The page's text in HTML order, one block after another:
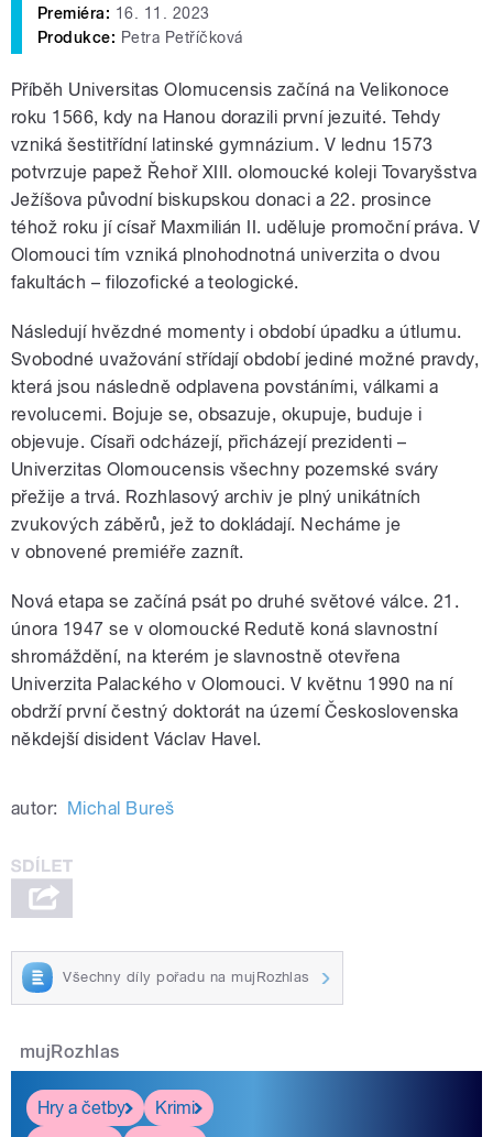
Premiéra: 16. 11. 2023
Produkce: Petra Petříčková
Příběh Universitas Olomucensis začíná na Velikonoce
roku 1566, kdy na Hanou dorazili první jezuité. Tehdy
vzniká šestitřídní latinské gymnázium. V lednu 1573
potvrzuje papež Řehoř XIII. olomoucké koleji Tovaryšstva
Ježíšova původní biskupskou donaci a 22. prosince
téhož roku jí císař Maxmilián II. uděluje promoční práva. V
Olomouci tím vzniká plnohodnotná univerzita o dvou
fakultách – filozofické a teologické.
Následují hvězdné momenty i období úpadku a útlumu.
Svobodné uvažování střídají období jediné možné pravdy,
která jsou následně odplavena povstáními, válkami a
revolucemi. Bojuje se, obsazuje, okupuje, buduje i
objevuje. Císaři odcházejí, přicházejí prezidenti –
Univerzitas Olomoucensis všechny pozemské sváry
přežije a trvá. Rozhlasový archiv je plný unikátních
zvukových záběrů, jež to dokládají. Necháme je
v obnovené premiéře zaznít.
Nová etapa se začíná psát po druhé světové válce. 21.
února 1947 se v olomoucké Redutě koná slavnostní
shromáždění, na kterém je slavnostně otevřena
Univerzita Palackého v Olomouci. V květnu 1990 na ní
obdrží první čestný doktorát na území Československa
někdejší disident Václav Havel.
autor: Michal Bureš
Všechny díly pořadu na mujRozhlas
mujRozhlas
Hry a četby
Krimi